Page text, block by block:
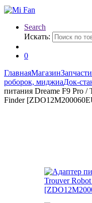
Search
Искать:
0
ГлавнаяМагазин
роборок, миджиаДок-
питания Dreame F9 Pro
Finder